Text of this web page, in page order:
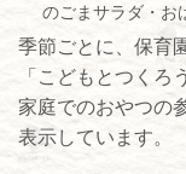
のごまサラダ・お
季節ごとに、保育
「こどもとつく
家庭でのおやつの
表示しています。